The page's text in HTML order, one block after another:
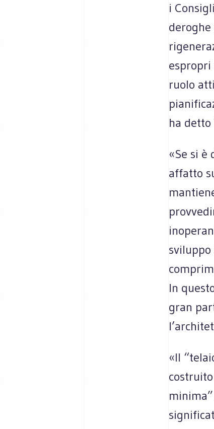
i
espropri
ruolo
ha detto
«Se si è
affatto
In
gran
«Il